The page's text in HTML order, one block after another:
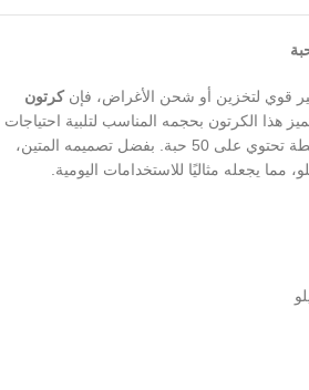
قوي لتخزين أو شحن الأغراض، فإنكرتون
هذا الكرتون بحجمه المناسب لتلبية احتياجات
التعبئة والتخزين، ويأتي في ربطة تحتوي على 50 حبة. بفضل تصميمه المتين،